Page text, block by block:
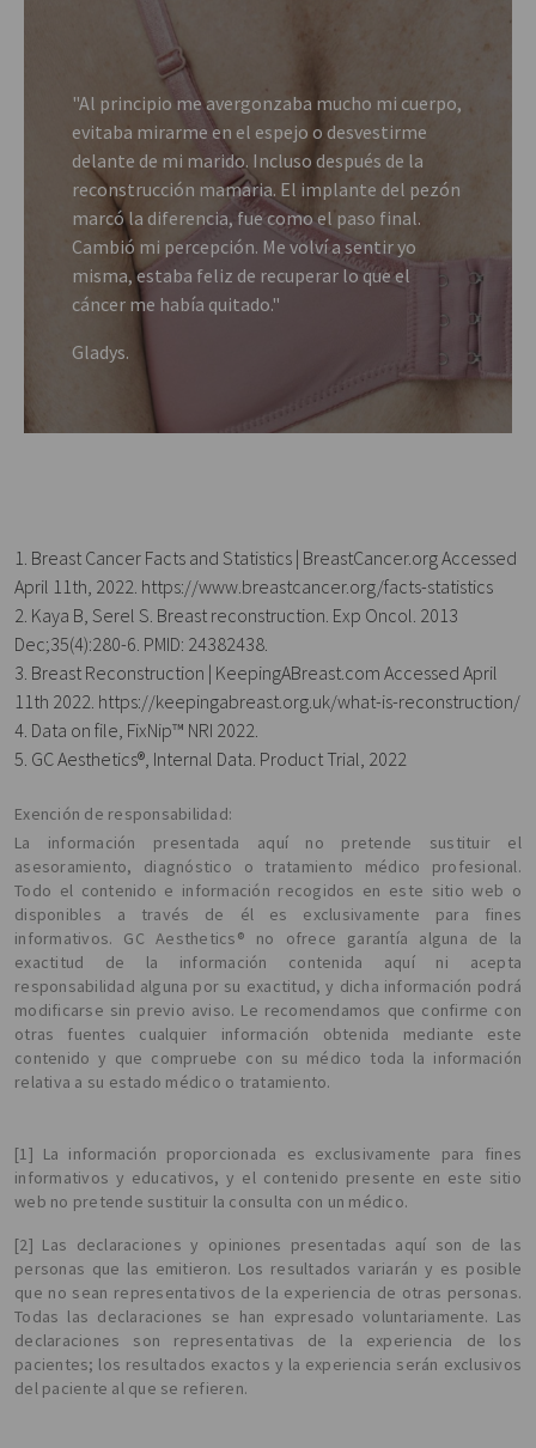
"Al principio me avergonzaba mucho mi cuerpo,
evitaba mirarme en el espejo o desvestirme
delante de mi marido. Incluso después de la
reconstrucción mamaria. El implante del pezón
marcó la diferencia, fue como el paso final.
Cambió mi percepción. Me volví a sentir yo
misma, estaba feliz de recuperar lo que el
cáncer me había quitado."
Gladys.
1. Breast Cancer Facts and Statistics | BreastCancer.org Accessed
April 11th, 2022. https://www.breastcancer.org/facts-statistics
2. Kaya B, Serel S. Breast reconstruction. Exp Oncol. 2013
Dec;35(4):280-6. PMID: 24382438.
3. Breast Reconstruction | KeepingABreast.com Accessed April
11th 2022. https://keepingabreast.org.uk/what-is-reconstruction/
4. Data on file, FixNip™ NRI 2022.
5. GC Aesthetics®, Internal Data. Product Trial, 2022
Exención de responsabilidad:
La información presentada aquí no pretende sustituir el
asesoramiento, diagnóstico o tratamiento médico profesional.
Todo el contenido e información recogidos en este sitio web o
disponibles a través de él es exclusivamente para fines
informativos. GC Aesthetics® no ofrece garantía alguna de la
exactitud de la información contenida aquí ni acepta
responsabilidad alguna por su exactitud, y dicha información podrá
modificarse sin previo aviso. Le recomendamos que confirme con
otras fuentes cualquier información obtenida mediante este
contenido y que compruebe con su médico toda la información
relativa a su estado médico o tratamiento.
[1] La información proporcionada es exclusivamente para fines
informativos y educativos, y el contenido presente en este sitio
web no pretende sustituir la consulta con un médico.
[2] Las declaraciones y opiniones presentadas aquí son de las
personas que las emitieron. Los resultados variarán y es posible
que no sean representativos de la experiencia de otras personas.
Todas las declaraciones se han expresado voluntariamente. Las
declaraciones son representativas de la experiencia de los
pacientes; los resultados exactos y la experiencia serán exclusivos
del paciente al que se refieren.